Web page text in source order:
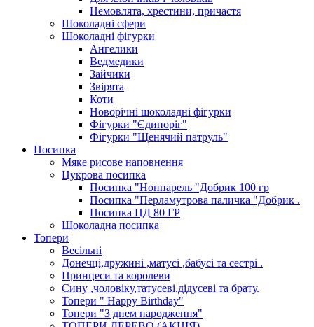
Немовлята, хрестини, причастя
Шоколадні сфери
Шоколадні фігурки
Ангелики
Ведмедики
Зайчики
Звірята
Коти
Новорічні шоколадні фігурки
Фігурки "Єдиноріг"
Фігурки "Щенячий патруль"
Посипка
Мяке рисове наповнення
Цукрова посипка
Посипка "Нонпарель "Добрик 100 гр
Посипка "Перламутрова паличка "Добрик .
Посипка ЦД 80 ГР
Шоколадна посипка
Топери
Весільні
Донечці,дружині ,матусі ,бабусі та сестрі .
Принцеси та королеви
Сину ,чоловіку,татусеві,дідусеві та брату.
Топери " Happy Birthday"
Топери "З днем народження"